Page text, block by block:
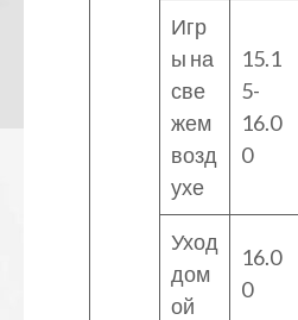
Игр
ы на
све
жем
возд
ухе
15.1
5-
16.0
0
Уход
дом
ой
16.0
0